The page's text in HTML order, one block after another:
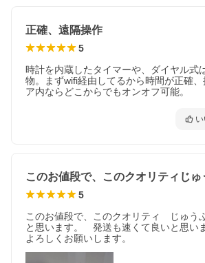
正確、遠隔操作
5
時計を内蔵したタイマーや、ダイヤル式
物。まずwifi経由してるから時間が正確、
ア内ならどこからでもオンオフ可能。
5
このお値段で、このクオリティ　じゅう
と思います。　発送も速くて良いと思い
よろしくお願いします。